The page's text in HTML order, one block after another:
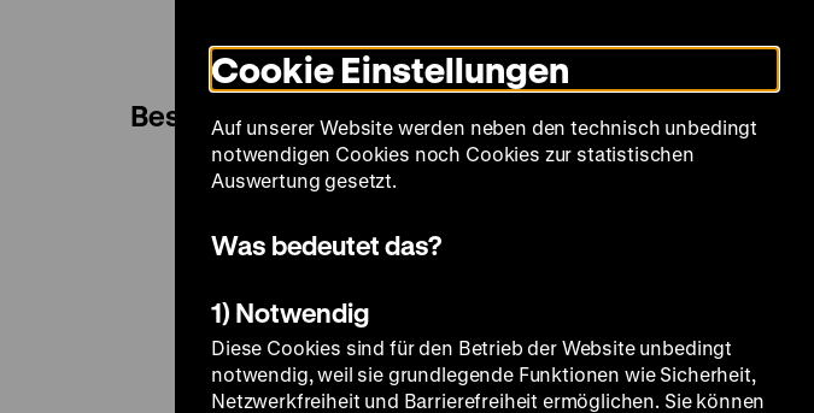
Modus
umschalten
Sprache
Besuch Spielplan Filmreihen Über uns
Cookie Einstellungen
Auf unserer Website werden neben den technisch unbedingt
notwendigen Cookies noch Cookies zur statistischen
Auswertung gesetzt.
Was bedeutet das?
1) Notwendig
Diese Cookies sind für den Betrieb der Website unbedingt
notwendig, weil sie grundlegende Funktionen wie Sicherheit,
Netzwerkfreiheit und Barrierefreiheit ermöglichen. Sie können